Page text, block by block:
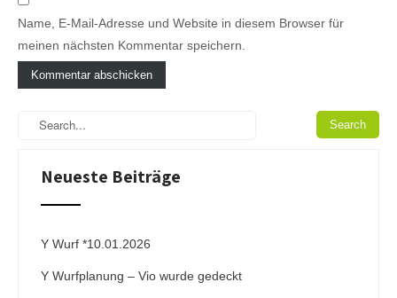
Name, E-Mail-Adresse und Website in diesem Browser für
meinen nächsten Kommentar speichern.
Neueste Beiträge
Y Wurf *10.01.2026
Y Wurfplanung – Vio wurde gedeckt